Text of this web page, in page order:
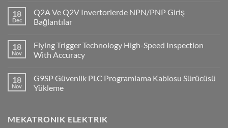
CP1H
PLC
ile
Haberleşmesi
18
Dec
Q2A Ve Q2V Invertorlerde NPN/PNP Giriş
Bağlantılar
on
Q2A
Ve
NPN/PNP
Giriş
Bağlantılar
18
Nov
Flying Trigger Technology High-Speed Inspection
With Accuracy
on
Flying
Trigger
Inspection
With
18
Nov
G9SP Güvenlik PLC Programlama Kablosu Sürücüsü
Yükleme
G9SP
Güvenlik
MEKATRONIK ELEKTRIK